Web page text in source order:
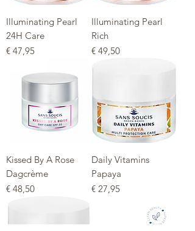
Illuminating Pearl
24H Care
Prijs
€ 47,95
Illuminating Pearl
Rich
Prijs
€ 49,50
Kissed By A Rose
Dagcrème
Prijs
€ 48,50
Daily Vitamins
Papaya
Prijs
€ 27,95